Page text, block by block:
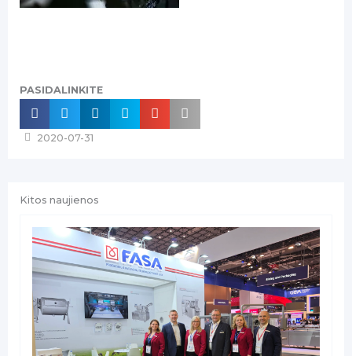
PASIDALINKITE
2020-07-31
Kitos naujienos